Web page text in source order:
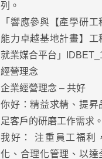
列。
「響應參與【產學研
能力卓越基地計畫】工
就業媒合平台」
經營理念
企業經營理念 – 共好
你好：精益求精、提昇
足客戶的研磨工作需求。
我好： 注重員工福利
化、合理化管理、以達